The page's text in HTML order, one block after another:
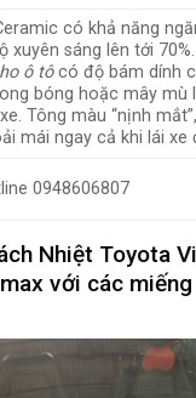
có khả năng
xuyên sáng lên tới 70%.
ô tôcó độ bám dính
bóng hoặc mây mù
Tông màu “nịnh
mái ngay cả khi lái xe
0948606807
Nhiệt Toyota
với các